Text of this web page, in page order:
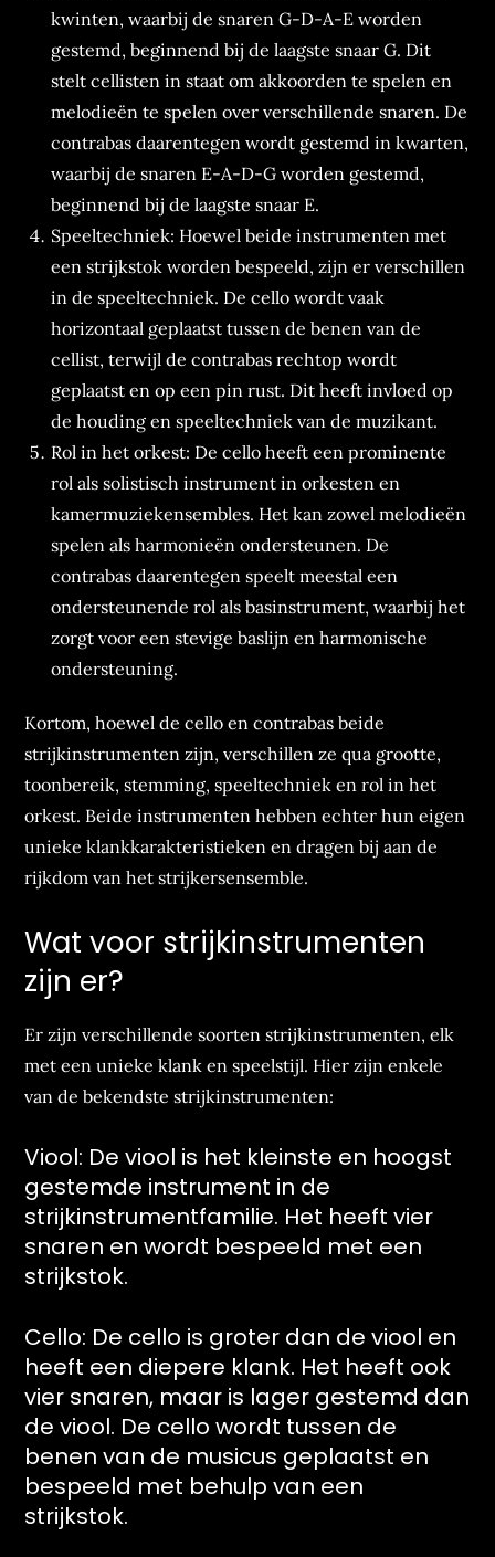
kwinten, waarbij de snaren G-D-A-E worden
gestemd, beginnend bij de laagste snaar G. Dit
stelt cellisten in staat om akkoorden te spelen en
melodieën te spelen over verschillende snaren. De
contrabas daarentegen wordt gestemd in kwarten,
waarbij de snaren E-A-D-G worden gestemd,
beginnend bij de laagste snaar E.
Speeltechniek: Hoewel beide instrumenten met
een strijkstok worden bespeeld, zijn er verschillen
in de speeltechniek. De cello wordt vaak
horizontaal geplaatst tussen de benen van de
cellist, terwijl de contrabas rechtop wordt
geplaatst en op een pin rust. Dit heeft invloed op
de houding en speeltechniek van de muzikant.
Rol in het orkest: De cello heeft een prominente
rol als solistisch instrument in orkesten en
kamermuziekensembles. Het kan zowel melodieën
spelen als harmonieën ondersteunen. De
contrabas daarentegen speelt meestal een
ondersteunende rol als basinstrument, waarbij het
zorgt voor een stevige baslijn en harmonische
ondersteuning.
Kortom, hoewel de cello en contrabas beide
strijkinstrumenten zijn, verschillen ze qua grootte,
toonbereik, stemming, speeltechniek en rol in het
orkest. Beide instrumenten hebben echter hun eigen
unieke klankkarakteristieken en dragen bij aan de
rijkdom van het strijkersensemble.
Wat voor strijkinstrumenten
zijn er?
Er zijn verschillende soorten strijkinstrumenten, elk
met een unieke klank en speelstijl. Hier zijn enkele
van de bekendste strijkinstrumenten:
Viool: De viool is het kleinste en hoogst
gestemde instrument in de
strijkinstrumentfamilie. Het heeft vier
snaren en wordt bespeeld met een
strijkstok.
Cello: De cello is groter dan de viool en
heeft een diepere klank. Het heeft ook
vier snaren, maar is lager gestemd dan
de viool. De cello wordt tussen de
benen van de musicus geplaatst en
bespeeld met behulp van een
strijkstok.